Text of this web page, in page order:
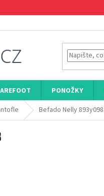
PONOŽKY
Befado Nelly 893y098